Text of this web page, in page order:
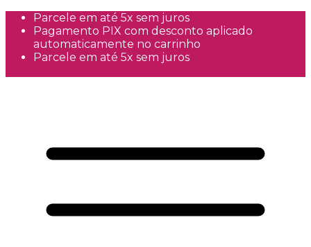
Parcele em até 5x sem juros
Pagamento PIX com desconto aplicado
automaticamente no carrinho
Parcele em até 5x sem juros